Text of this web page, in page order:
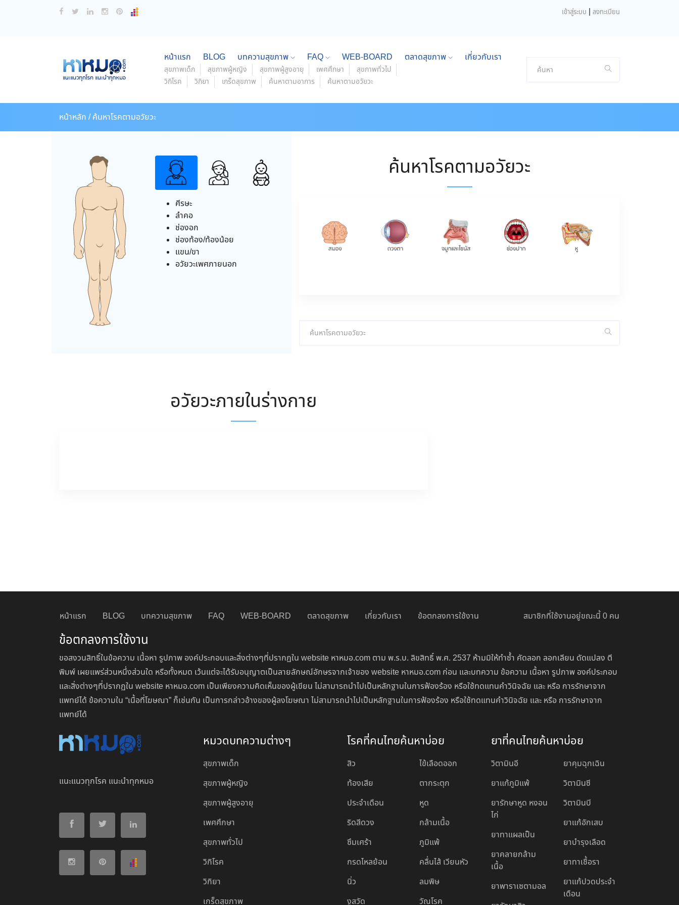
เข้าสู่ระบบ | ลงทะเบียน
หน้าแรก BLOG บทความสุขภาพ FAQ WEB-BOARD ตลาดสุขภาพ เกี่ยวกับเรา
สุขภาพเด็ก สุขภาพผู้หญิง สุขภาพผู้สูงอายุ เพศศึกษา
สุขภาพทั่วไป
วิกิโรค
วิกิยา เกร็ดสุขภาพ ค้นหาตามอาการ ค้นหาตามอวัยวะ
หน้าหลัก /ค้นหาโรคตามอวัยวะ
ศีรษะ
ลำคอ
ช่องอก
ช่องท้อง/ท้องน้อย
แขน/ขา
อวัยวะเพศภายนอก
ค้นหาโรคตามอวัยวะ
อวัยวะภายในร่างกาย
หน้าแรก BLOG บทความสุขภาพ FAQ WEB-BOARD ตลาดสุขภาพ เกี่ยวกับเรา ข้อตกลงการใช้งาน สมาชิกที่ใช้งานอยู่ขณะนี้ 0 คน
ข้อตกลงการใช้งาน
ขอสงวนสิทธิ์ในข้อความ เนื้อหา รูปภาพ องค์ประกอบและสิ่งต่างๆที่ปรากฏใน website หาหมอ.com ตาม พ.ร.บ. ลิขสิทธิ์ พ.ศ. 2537 ห้ามมิให้ทำซ้ำ คัดลอก ลอกเลียน ดัดแปลง ตี
พิมพ์ เผยแพร่ส่วนหนึ่งส่วนใด หรือทั้งหมด เว้นแต่จะได้รับอนุญาตเป็นลายลักษณ์อักษรจากเจ้าของ website หาหมอ.com ก่อน และบทความ ข้อความ เนื้อหา รูปภาพ องค์ประกอบ
และสิ่งต่างๆที่ปรากฏใน website หาหมอ.com เป็นเพียงความคิดเห็นของผู้เขียน ไม่สามารถนำไปเป็นหลักฐานในการฟ้องร้อง หรือใช้ทดแทนคำวินิจฉัย และ หรือ การรักษาจาก
แพทย์ได้ ข้อความใน “เนื้อที่โฆษณา” ก็เช่นกัน เป็นการกล่าวอ้างของผู้ลงโฆษณา ไม่สามารถนำไปเป็นหลักฐานในการฟ้องร้อง หรือใช้ทดแทนคำวินิจฉัย และ หรือ การรักษาจาก
แพทย์ได้
แนะแนวทุกโรค แนะนำทุกหมอ
หมวดบทความต่างๆ
สุขภาพเด็ก
สุขภาพผู้หญิง
สุขภาพผู้สูงอายุ
เพศศึกษา
สุขภาพทั่วไป
วิกิโรค
วิกิยา
เกร็ดสุขภาพ
โรคที่คนไทยค้นหาบ่อย ยาที่คนไทยค้นหาบ่อย
สิว
ท้องเสีย
ประจำเดือน
ริดสีดวง
ซึมเศร้า
กรดไหลย้อน
นิ่ว
งูสวัด
ไข้เลือดออก
ตากระตุก
หูด
กล้ามเนื้อ
ภูมิแพ้
คลื่นไส้ เวียนหัว
ลมพิษ
วัณโรค
วิตามินอี
ยาแก้ภูมิแพ้
ยารักษาหูด หงอน
ไก่
ยาทาแผลเป็น
ยาคลายกล้าม
เนื้อ
ยาพาราเซตามอล
ยาคุมฉุกเฉิน
วิตามินซี
วิตามินบี
ยาแก้อักเสบ
ยาบํารุงเลือด
ยาทาเชื้อรา
ยาแก้ปวดประจํา
เดือน